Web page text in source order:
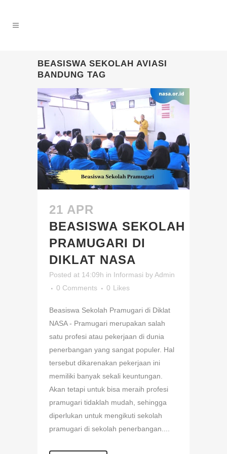
BEASISWA SEKOLAH AVIASI
BANDUNG TAG
21 APR
BEASISWA SEKOLAH
PRAMUGARI DI
DIKLAT NASA
Posted at 14:09h in Informasi byAdmin
0 Comments
0 Likes
Beasiswa Sekolah Pramugari di Diklat
NASA - Pramugari merupakan salah
satu profesi atau pekerjaan di dunia
penerbangan yang sangat populer. Hal
tersebut dikarenakan pekerjaan ini
memiliki banyak sekali keuntungan.
Akan tetapi untuk bisa meraih profesi
pramugari tidaklah mudah, sehingga
diperlukan untuk mengikuti sekolah
pramugari di sekolah penerbangan....